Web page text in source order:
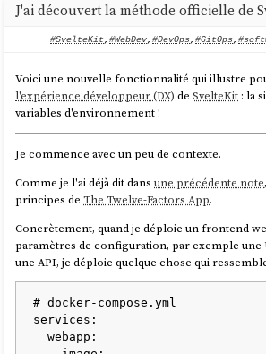
Une fois le serveur démarré, je peux voir que
42.20250901.3.0est toujours utilisée, mais
contient le packageneovim
[stephane@stephane-coreos ~]$
rpm-ostree status
State: idle
AutomaticUpdatesDriver: Zincati
  DriverState: active; periodically polling
for updates (last checked Sat
Deployments:
● ostree-remote-
image:fedora:docker://quay.io/
coreos:stable
J'ai découvert la méthode officielle de
#SvelteKit, #WebDev, #DevOps, #GitOps,
Voici une nouvelle fonctionnalité qui illustre
l'expérience développeur (DX) deSvelteKit : la
variables d'environnement !
Je commence avec un peu de contexte.
Comme je l'ai déjà dit dansune précédente note
principes deThe Twelve-Factors App.
Concrètement, quand je déploie un frontend
paramètres de configuration, par exemple une
une API, je déploie quelque chose qui
# docker-compose.yml
services:
  webapp: